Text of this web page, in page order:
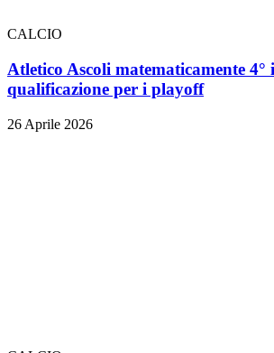
CALCIO
Atletico Ascoli matematicamente 4°
qualificazione per i playoff
26 Aprile 2026